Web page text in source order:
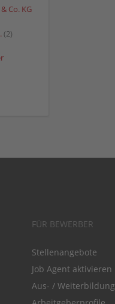
Co. KG
(2)
FÜR BEWERBER
Stellenangebote
Job Agent aktivieren
Aus- / Weiterbildung